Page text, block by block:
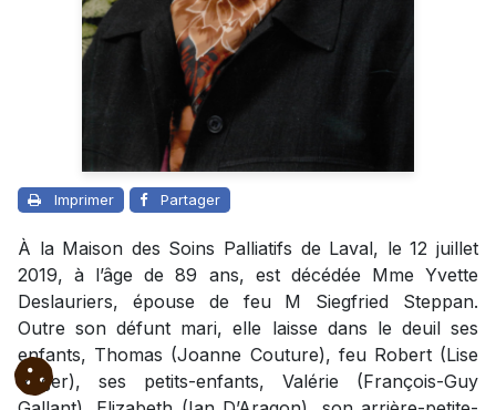
Imprimer Partager
À la Maison des Soins Palliatifs de Laval, le 12 juillet
2019, à l’âge de 89 ans, est décédée Mme Yvette
Deslauriers, épouse de feu M Siegfried Steppan.
Outre son défunt mari, elle laisse dans le deuil ses
enfants, Thomas (Joanne Couture), feu Robert (Lise
Roger), ses petits-enfants, Valérie (François-Guy